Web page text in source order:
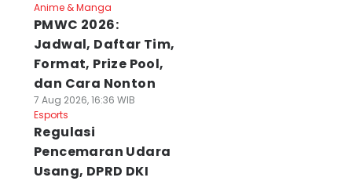
Anime & Manga
PMWC 2026:
Jadwal, Daftar Tim,
Format, Prize Pool,
dan Cara Nonton
7 Aug 2026, 16:36 WIB
Esports
Regulasi
Pencemaran Udara
Usang, DPRD DKI